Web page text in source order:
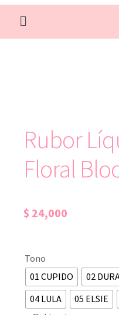
Rubor
Floral
$ 24,000
Tono
01 CUPIDO
02
04 LULA
05 ELSIE